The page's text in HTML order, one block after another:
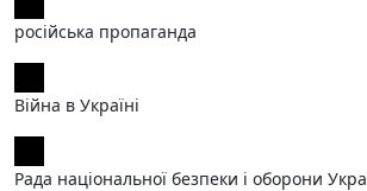
російська пропаганда
Війна в Україні
Рада національної безпеки і оборони